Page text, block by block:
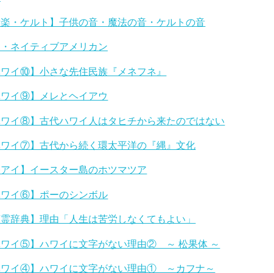
楽・ケルト】子供の音・魔法の音・ケルトの音
ネイティブアメリカン
ワイ⑩】小さな先住民族『メネフネ』
ワイ⑨】メレとヘイアウ
ワイ⑧】古代ハワイ人はタヒチから来たのではない
ワイ⑦】古代から続く環太平洋の『縄』文化
アイ】イースター島のホツマツア
ワイ⑥】ポーのシンボル
霊辞典】理由「人生は苦労しなくてもよい」
ワイ⑤】ハワイに文字がない理由② ～ 松果体 ～
ワイ④】ハワイに文字がない理由① ～カフナ～